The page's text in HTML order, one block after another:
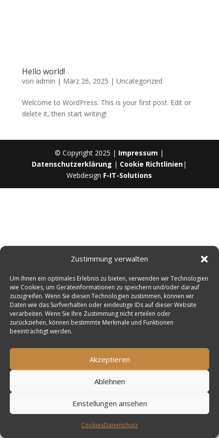
Zustimmung verwalten
Um Ihnen ein optimales Erlebnis zu bieten, verwenden wir Technologien
wie Cookies, um Geräteinformationen zu speichern und/oder darauf
zuzugreifen. Wenn Sie diesen Technologien zustimmen, können wir
Daten wie das Surfverhalten oder eindeutige IDs auf dieser Website
verarbeiten. Wenn Sie Ihre Zustimmung nicht erteilen oder
zurückziehen, können bestimmte Merkmale und Funktionen
beeinträchtigt werden.
Akzeptieren
Ablehnen
Einstellungen ansehen
CookiesDatenschutz
Hello world!
von admin | März 26, 2025 | Uncategorized
Welcome to WordPress. This is your first post. Edit or
delete it, then start writing!
© Copyright 2025 | Impressum |
Datenschutzerklärung | Cookie Richtlinien|
Webdesign F-IT-Solutions